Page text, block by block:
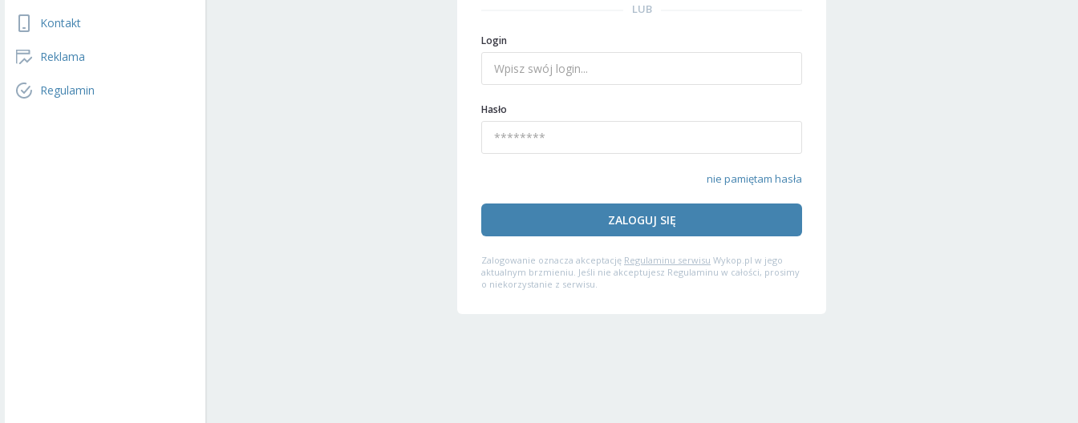
Kontakt
Reklama
Regulamin
LUB
Login
Hasło
nie pamiętam hasła
ZALOGUJ SIĘ
Zalogowanie oznacza akceptację Regulaminu serwisu Wykop.pl w jego
aktualnym brzmieniu. Jeśli nie akceptujesz Regulaminu w całości, prosimy
o niekorzystanie z serwisu.